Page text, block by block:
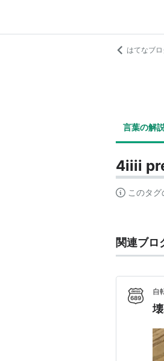
はてなブ
言葉の解
4iiii
このタ
関連ブロ
自